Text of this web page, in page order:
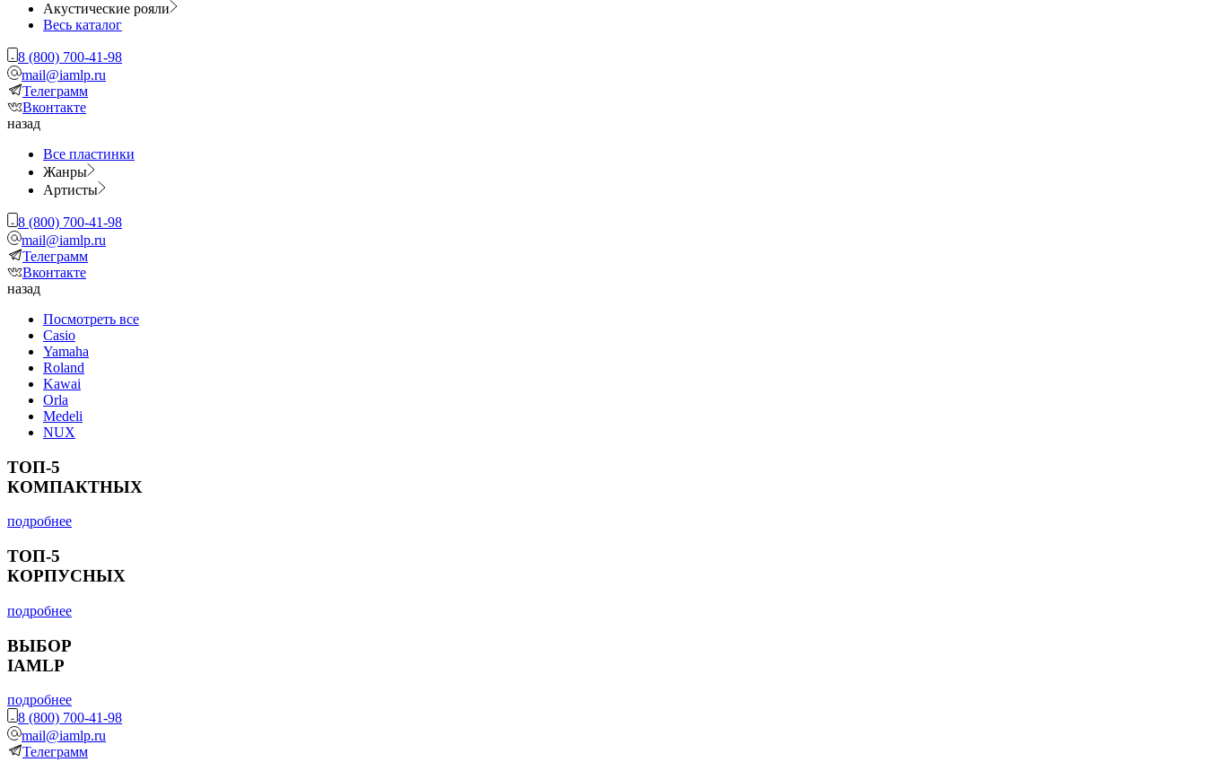
Акустические рояли
Весь каталог
8 (800) 700-41-98
mail@iamlp.ru
Телеграмм
Вконтакте
назад
Все пластинки
Жанры
Артисты
8 (800) 700-41-98
mail@iamlp.ru
Телеграмм
Вконтакте
назад
Посмотреть все
Casio
Yamaha
Roland
Kawai
Orla
Medeli
NUX
ТОП-5
КОМПАКТНЫХ
подробнее
ТОП-5
КОРПУСНЫХ
подробнее
ВЫБОР
IAMLP
подробнее
8 (800) 700-41-98
mail@iamlp.ru
Телеграмм